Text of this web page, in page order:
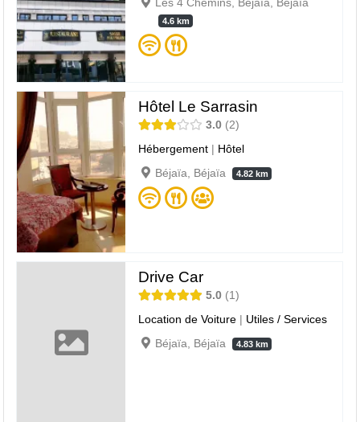
4.6 km
Hôtel Le Sarrasin
3.0
2
Hébergement | Hôtel
Béjaïa, Béjaïa
4.82 km
Drive Car
5.0
1
Location de Voiture | Utiles / Services
Béjaïa, Béjaïa
4.83 km